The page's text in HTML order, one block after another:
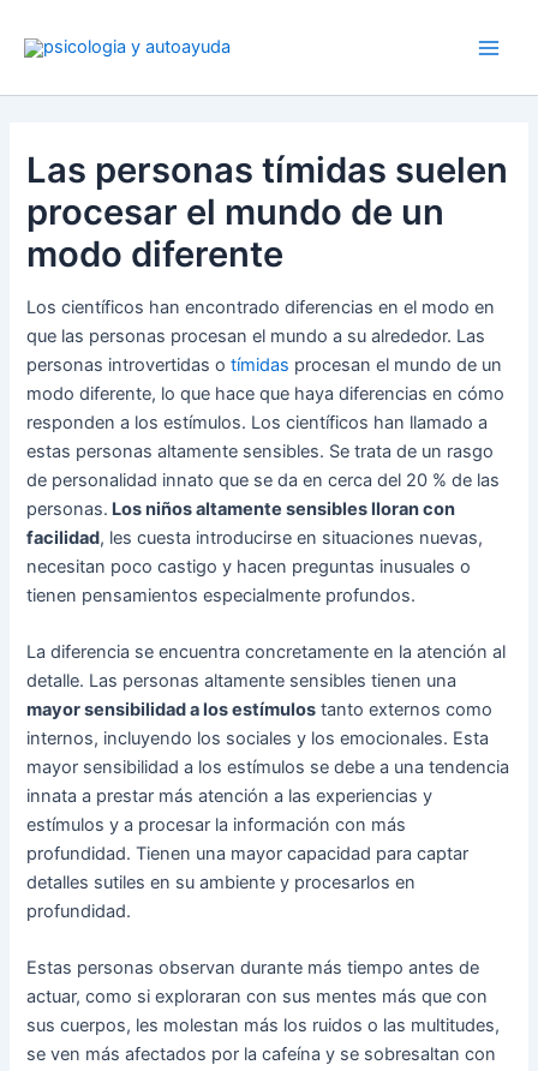
Las personas tímidas suelen
procesar el mundo de un
modo diferente
Los científicos han encontrado diferencias en el modo en
que las personas procesan el mundo a su alrededor. Las
personas introvertidas otímidas procesan el mundo de un
modo diferente, lo que hace que haya diferencias en cómo
responden a los estímulos. Los científicos han llamado a
estas personas altamente sensibles. Se trata de un rasgo
de personalidad innato que se da en cerca del 20 % de las
personas. Los niños altamente sensibles lloran con
facilidad, les cuesta introducirse en situaciones nuevas,
necesitan poco castigo y hacen preguntas inusuales o
tienen pensamientos especialmente profundos.
La diferencia se encuentra concretamente en la atención al
detalle. Las personas altamente sensibles tienen una
mayor sensibilidad a los estímulos tanto externos como
internos, incluyendo los sociales y los emocionales. Esta
mayor sensibilidad a los estímulos se debe a una tendencia
innata a prestar más atención a las experiencias y
estímulos y a procesar la información con más
profundidad. Tienen una mayor capacidad para captar
detalles sutiles en su ambiente y procesarlos en
profundidad.
Estas personas observan durante más tiempo antes de
actuar, como si exploraran con sus mentes más que con
sus cuerpos, les molestan más los ruidos o las multitudes,
se ven más afectados por la cafeína y se sobresaltan con